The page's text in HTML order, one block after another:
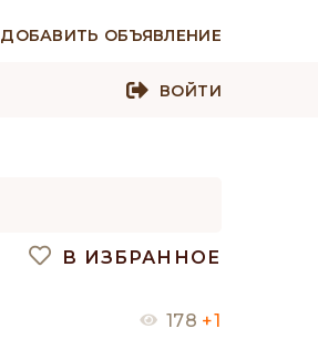
ДОБАВИТЬ ОБЪЯВЛЕНИЕ
ВОЙТИ
В ИЗБРАННОЕ
178 +1